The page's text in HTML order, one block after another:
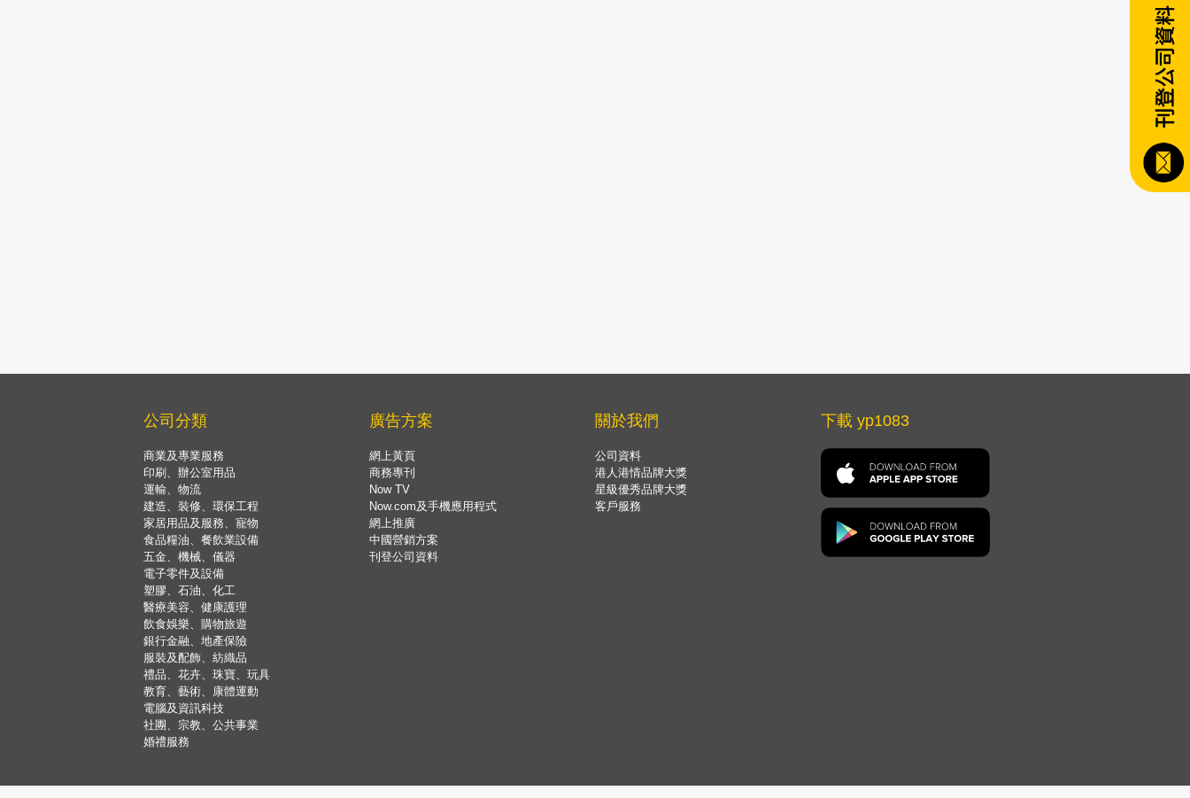
公司分類
商業及專業服務
印刷、辦公室用品
運輸、物流
建造、裝修、環保工程
家居用品及服務、寵物
食品糧油、餐飲業設備
五金、機械、儀器
電子零件及設備
塑膠、石油、化工
醫療美容、健康護理
飲食娛樂、購物旅遊
銀行金融、地產保險
服裝及配飾、紡織品
禮品、花卉、珠寶、玩具
教育、藝術、康體運動
電腦及資訊科技
社團、宗教、公共事業
婚禮服務
廣告方案
網上黃頁
商務專刊
Now TV
Now.com及手機應用程式
網上推廣
中國營銷方案
刊登公司資料
關於我們
公司資料
港人港情品牌大獎
星級優秀品牌大獎
客戶服務
下載 yp1083